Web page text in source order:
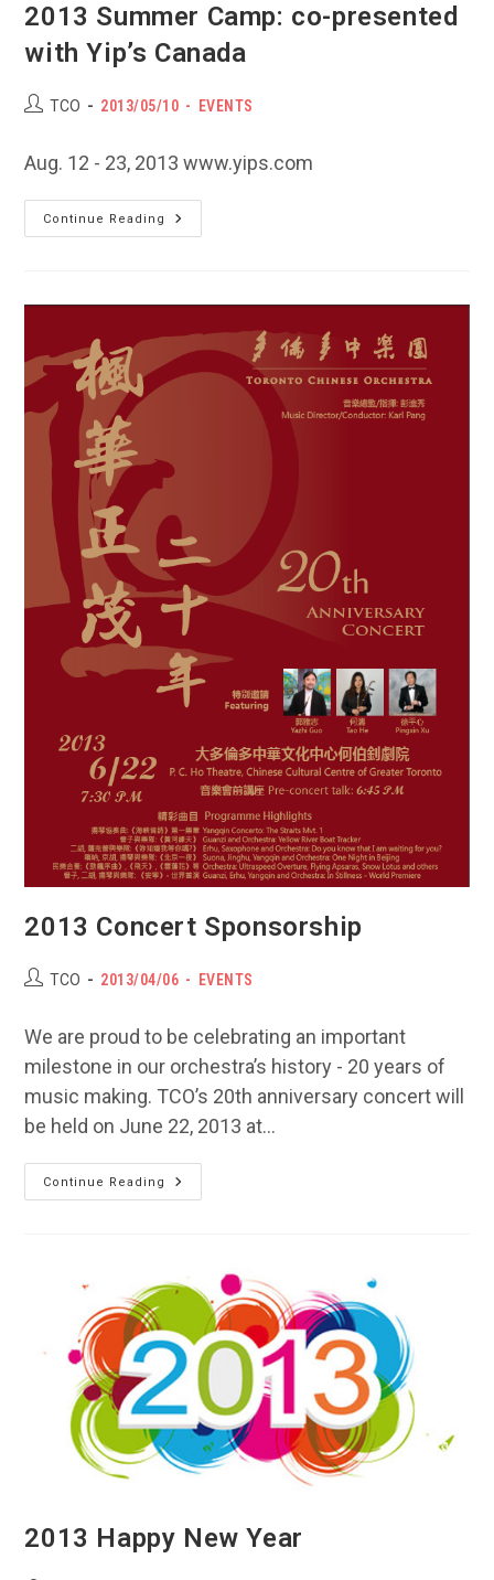
2013 Summer Camp: co-presented
with Yip’s Canada
PostTCO
POST
2013/05/10
Post
EVENTS
Aug. 12 - 23, 2013 www.yips.com
Continue Reading
2013
Summer
Yip’s
2013 Concert Sponsorship
PostTCO
POST
2013/04/06
Post
EVENTS
We are proud to be celebrating an important
milestone in our orchestra’s history - 20 years of
music making. TCO’s 20th anniversary concert will
be held on June 22, 2013 at…
Continue Reading
2013
Concert
2013 Happy New Year